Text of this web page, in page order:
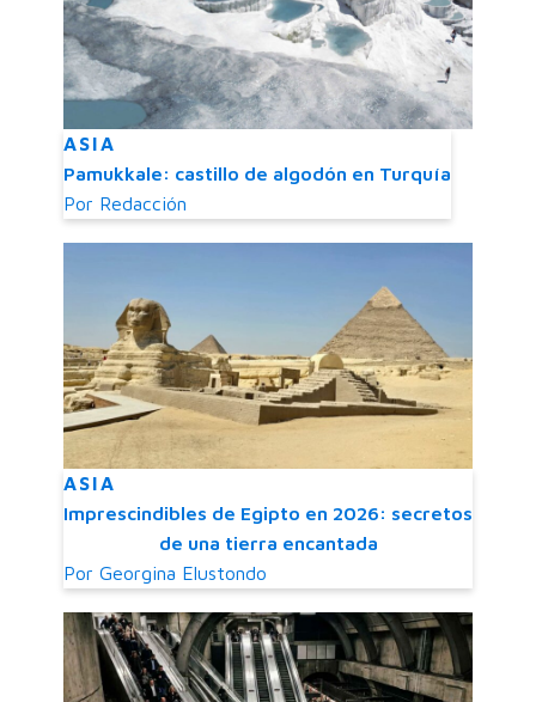
ASIA
Pamukkale: castillo de algodón en Turquía
Por Redacción
ASIA
Imprescindibles de Egipto en 2026: secretos
de una tierra encantada
Por Georgina Elustondo